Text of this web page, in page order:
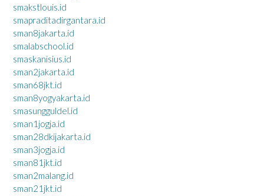
smakstlouis.id
smapraditadirgantara.id
sman8jakarta.id
smalabschool.id
smaskanisius.id
sman2jakarta.id
sman68jkt.id
sman8yogyakarta.id
smasungguldel.id
sman1jogja.id
sman28dkijakarta.id
sman3jogja.id
sman81jkt.id
sman2malang.id
sman21jkt.id